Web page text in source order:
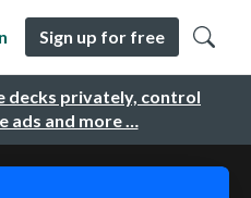
decks privately, control
ads and more …
Sign up for free